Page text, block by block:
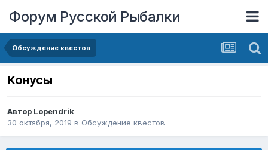
Форум Русской Рыбалки
Обсуждение квестов
Конусы
Автор Lopendrik
30 октября, 2019 в Обсуждение квестов